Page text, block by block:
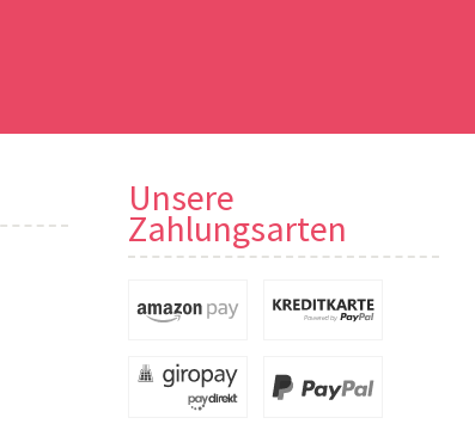
Unsere
Zahlungsarten